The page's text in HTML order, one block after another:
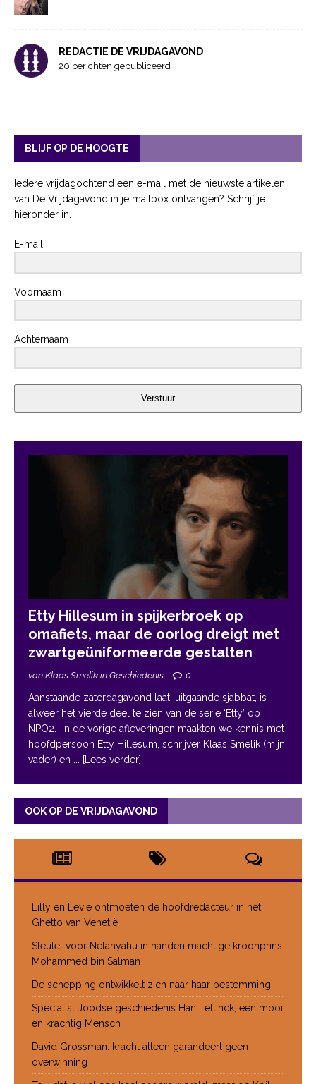
REDACTIE DE VRIJDAGAVOND
20 berichten gepubliceerd
BLIJF OP DE HOOGTE
Iedere vrijdagochtend een e-mail met de nieuwste artikelen
van De Vrijdagavond in je mailbox ontvangen? Schrijf je
hieronder in.
E-mail
Voornaam
Achternaam
Verstuur
Etty Hillesum in spijkerbroek op
omafiets, maar de oorlog dreigt met
zwartgeüniformeerde gestalten
van Klaas Smelik in Geschiedenis 0
Aanstaande zaterdagavond laat, uitgaande sjabbat, is
alweer het vierde deel te zien van de serie ‘Etty’ op
NPO2. In de vorige afleveringen maakten we kennis met
hoofdpersoon Etty Hillesum, schrijver Klaas Smelik (mijn
vader) en
... [Lees verder]
OOK OP DE VRIJDAGAVOND
Lilly en Levie ontmoeten de hoofdredacteur in het
Ghetto van Venetië
Sleutel voor Netanyahu in handen machtige kroonprins
Mohammed bin Salman
De schepping ontwikkelt zich naar haar bestemming
Specialist Joodse geschiedenis Han Lettinck, een mooi
en krachtig Mensch
David Grossman: kracht alleen garandeert geen
overwinning